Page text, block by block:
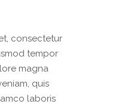
consectetur
tempor
magna
quis
laboris